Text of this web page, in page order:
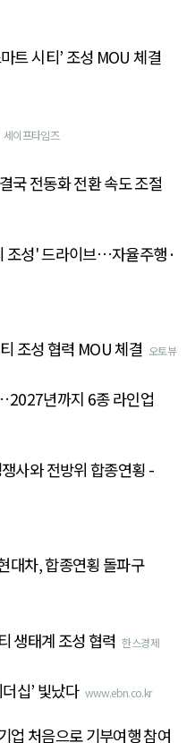
트 시티’ 조성 MOU 체결
세이프타임즈
국 전동화 전환 속도 조절
조성' 드라이브…자율주행·
조성 협력 MOU 체결 오토뷰
년까지 6종 라인업
사와 전방위 합종연횡 -
대차, 합종연횡 돌파구
생태계 조성 협력 한스경제
십’ 빛났다 www.ebn.co.kr
업 처음으로 기부여행 참여